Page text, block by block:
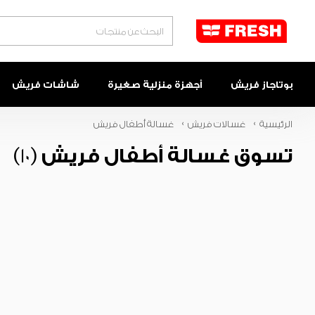
بوتاجاز فريش أجهزة منزلية صغيرة شاشات فريش
الرئيسية غسالات فريش غسالة أطفال فريش
تسوق غسالة أطفال فريش (10)